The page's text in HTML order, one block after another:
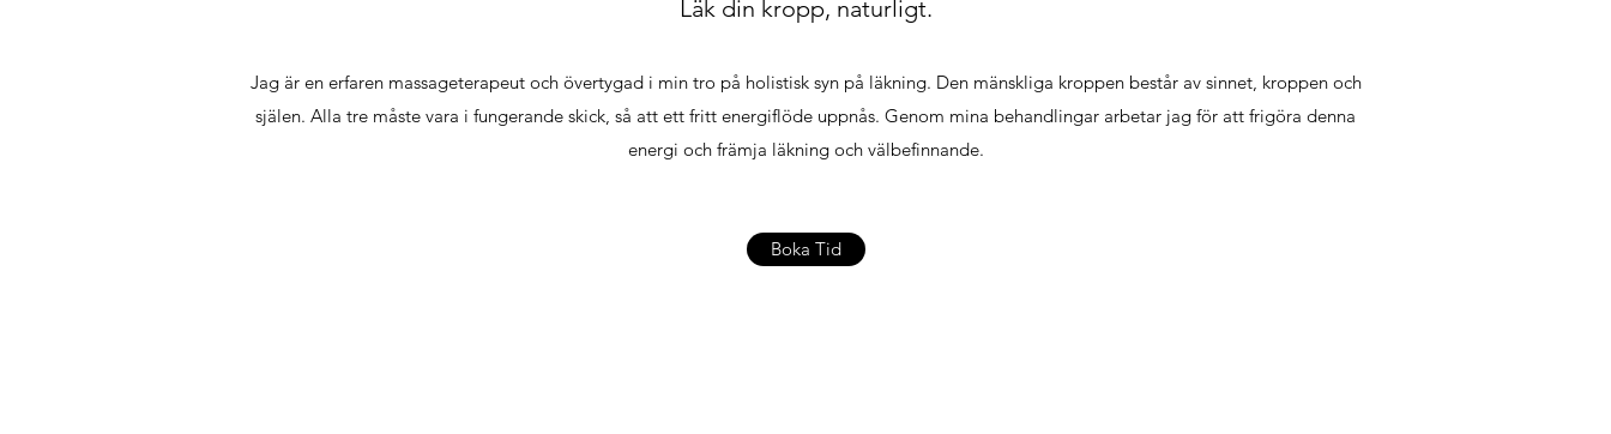
Läk din kropp, naturligt.
Jag är en erfaren massageterapeut och övertygad i min tro på holistisk syn på läkning. Den mänskliga kroppen består av sinnet, kroppen och
själen. Alla tre måste vara i fungerande skick, så att ett fritt energiflöde uppnås. Genom mina behandlingar arbetar jag för att frigöra denna
energi och främja läkning och välbefinnande.
Boka Tid